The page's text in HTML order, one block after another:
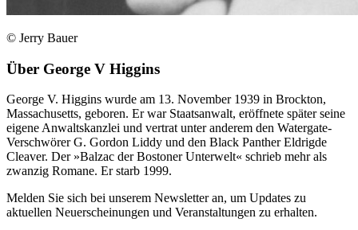
© Jerry Bauer
Über George V Higgins
George V. Higgins wurde am 13. November 1939 in Brockton,
Massachusetts, geboren. Er war Staatsanwalt, eröffnete später seine
eigene Anwaltskanzlei und vertrat unter anderem den Watergate-
Verschwörer G. Gordon Liddy und den Black Panther Eldrigde
Cleaver. Der »Balzac der Bostoner Unterwelt« schrieb mehr als
zwanzig Romane. Er starb 1999.
Melden Sie sich bei unserem Newsletter an, um Updates zu
aktuellen Neuerscheinungen und Veranstaltungen zu erhalten.